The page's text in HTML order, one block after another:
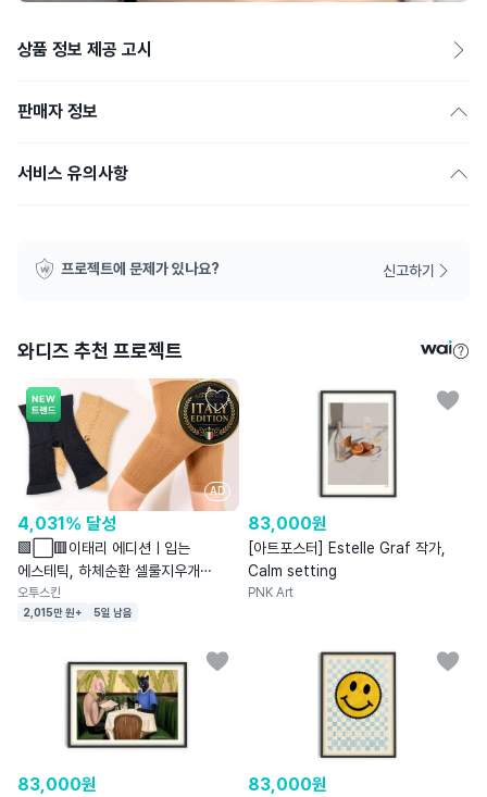
상품 정보 제공 고시
판매자 정보
서비스 유의사항
프로젝트에 문제가 있나요? 신고하기
와디즈 추천 프로젝트
AD
4,031% 달성
🟩⬜🟥이태리 에디션ㅣ입는
에스테틱, 하체순환 셀룰지우개
마사지 팬티
오투스킨
2,015만 원+ 5일 남음
83,000원
[아트포스터] Estelle Graf 작가,
Calm setting
PNK Art
83,000원 83,000원